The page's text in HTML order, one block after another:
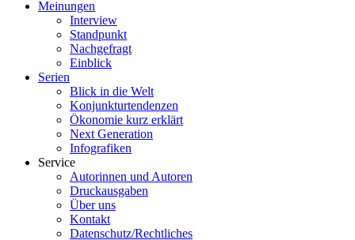
Meinungen
Interview
Standpunkt
Nachgefragt
Einblick
Serien
Blick in die Welt
Konjunkturtendenzen
Ökonomie kurz erklärt
Next Generation
Infografiken
Service
Autorinnen und Autoren
Druckausgaben
Über uns
Kontakt
Datenschutz/Rechtliches